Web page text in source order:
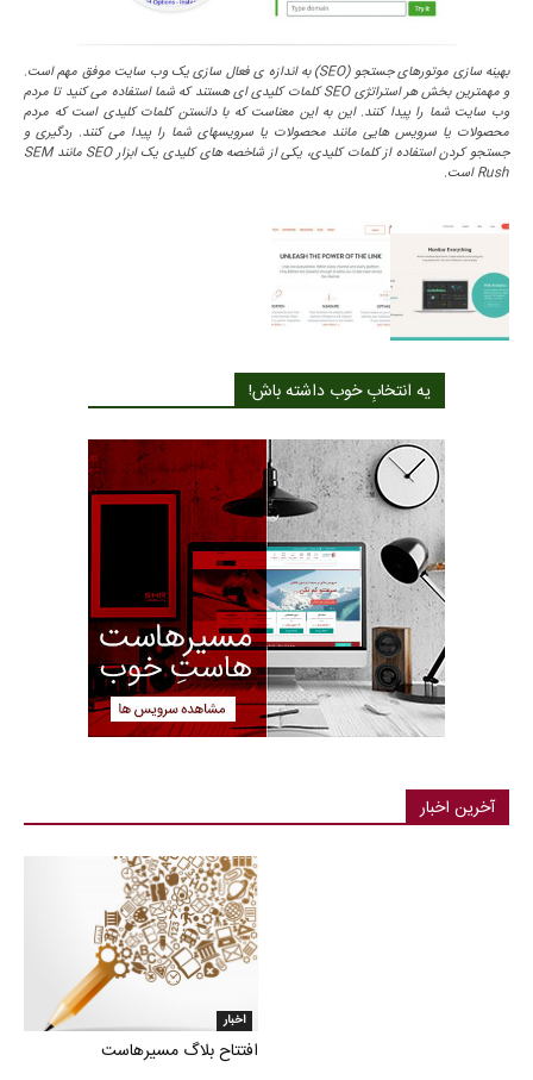
بهینه سازی موتورهای جستجو (SEO) به اندازه ی فعال سازی یک وب سایت موفق مهم است.
و مهمترین بخش هر استراتژی SEO کلمات کلیدی ای هستند که شما استفاده می کنید تا مردم
وب سایت شما را پیدا کنند. این به این معناست که با دانستن کلمات کلیدی است که مردم
محصولات یا سرویس هایی مانند محصولات یا سرویسهای شما را پیدا می کنند. ردگیری و
جستجو کردن استفاده از کلمات کلیدی، یکی از شاخصه های کلیدی یک ابزار SEO مانند SEM
Rush است.
یه انتخابِ خوب داشته باش!
آخرین اخبار
اخبار
افتتاح بلاگ مسیرهاست